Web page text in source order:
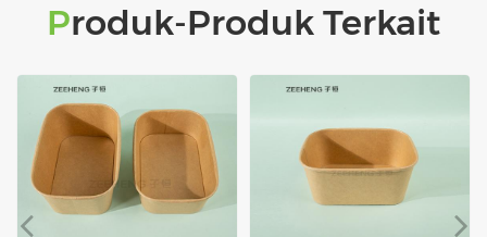
Produk-Produk Terkait